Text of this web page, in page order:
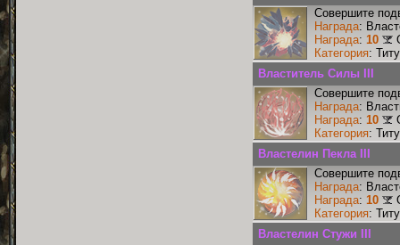
Совершите
Награда:
Награда: 10
Категория:
Властитель Силы III
Совершите
Награда:
Награда: 10
Категория:
Властелин Пекла III
Совершите
Награда:
Награда: 10
Категория:
Властелин Стужи III